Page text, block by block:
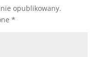
opublikowany.
*